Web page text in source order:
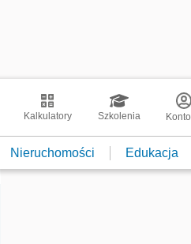
Kalkulatory Szkolenia Konto
Nieruchomości Edukacja